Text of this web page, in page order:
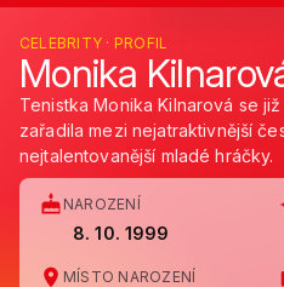
CELEBRITY · PROFIL
Monika
Tenistka Monika Kilnarová se
zařadila mezi nejatraktivnější
nejtalentovanější mladé hráčky.
NAROZENÍ
8. 10. 1999
MÍSTO NAROZENÍ